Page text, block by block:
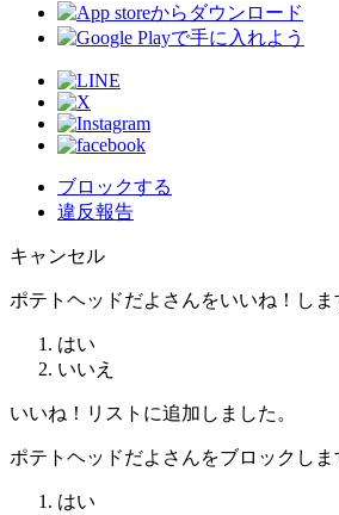
ブロックする
違反報告
キャンセル
ポテトヘッドだよさんをいいね！しま
はい
いいえ
いいね！リストに追加しました。
ポテトヘッドだよさんをブロックしま
はい